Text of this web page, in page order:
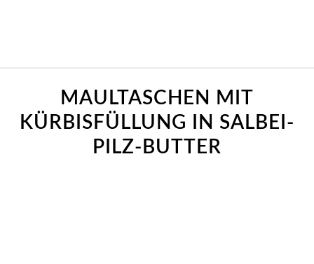
MAULTASCHEN MIT
KÜRBISFÜLLUNG IN SALBEI-
PILZ-BUTTER